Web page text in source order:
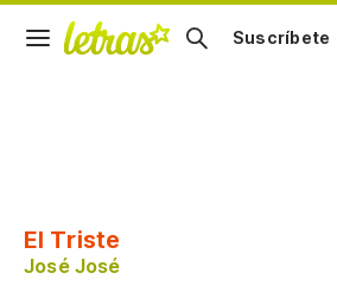
Suscríbete
El Triste
José José
Practicar la pronunciación de